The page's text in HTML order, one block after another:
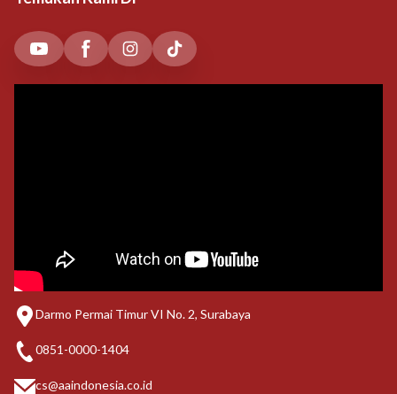
Darmo Permai Timur VI No. 2, Surabaya
0851-0000-1404
cs@aaindonesia.co.id